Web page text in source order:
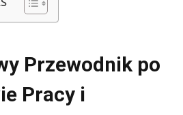
Przewodnik po
Pracy i